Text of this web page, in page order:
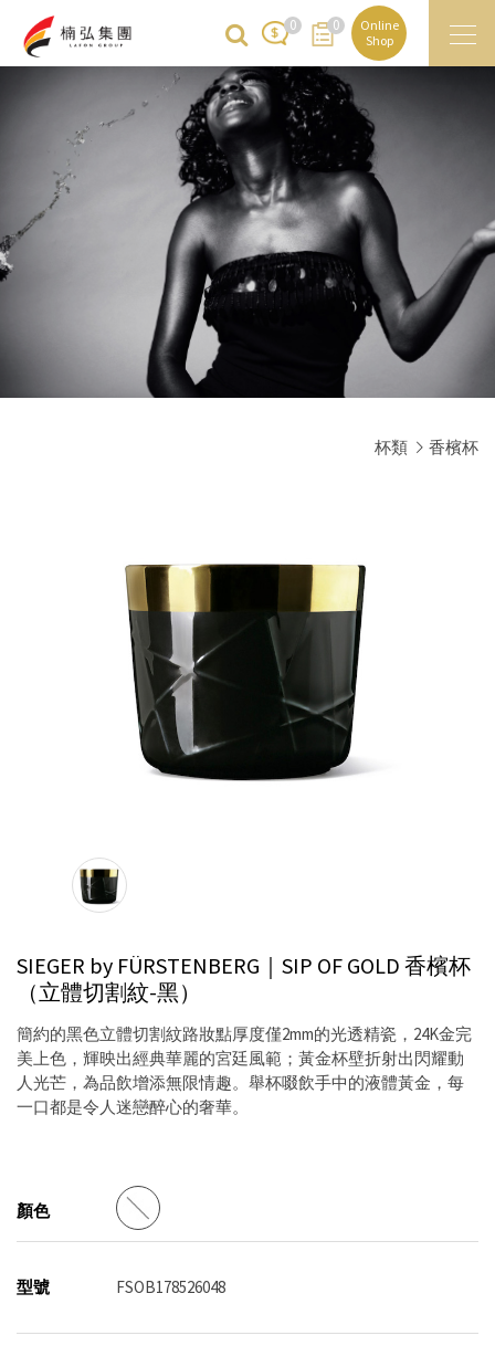
0 0
Online
Shop
杯類 香檳杯
SIEGER by FÜRSTENBERG｜SIP OF GOLD 香檳杯
（立體切割紋-黑）
簡約的黑色立體切割紋路妝點厚度僅2mm的光透精瓷，24K金完
美上色，輝映出經典華麗的宮廷風範；黃金杯壁折射出閃耀動
人光芒，為品飲增添無限情趣。舉杯啜飲手中的液體黃金，每
一口都是令人迷戀醉心的奢華。
顏色
型號 FSOB178526048